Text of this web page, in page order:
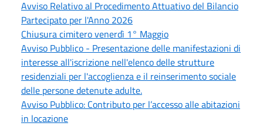
Avviso Relativo al Procedimento Attuativo del Bilancio
Partecipato per l'Anno 2026
Chiusura cimitero venerdì 1° Maggio
Avviso Pubblico - Presentazione delle manifestazioni di
interesse all'iscrizione nell'elenco delle strutture
residenziali per l'accoglienza e il reinserimento sociale
delle persone detenute adulte.
Avviso Pubblico: Contributo per l’accesso alle abitazioni
in locazione